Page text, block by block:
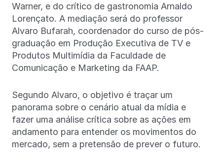
Warner, e do crítico de gastronomia Arnaldo
Lorençato. A mediação será do professor
Alvaro Bufarah, coordenador do curso de pós-
graduação em Produção Executiva de TV e
Produtos Multimídia da Faculdade de
Comunicação e Marketing da FAAP.
Segundo Alvaro, o objetivo é traçar um
panorama sobre o cenário atual da mídia e
fazer uma análise crítica sobre as ações em
andamento para entender os movimentos do
mercado, sem a pretensão de prever o futuro.